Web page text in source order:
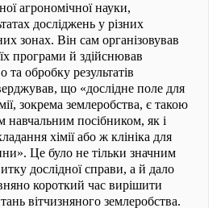
агрономічної науки,
досліджень у різних
зонах. Він сам організовував
програми й здійснював
та обробку результатів
що «дослідне поле для
зокрема землеробства, є такою
навчальним посібником, як і
хімії або ж клініка для
Це було не тільки значним
дослідної справи, а й дало
короткий час вирішити
вітчизняного землеробства.